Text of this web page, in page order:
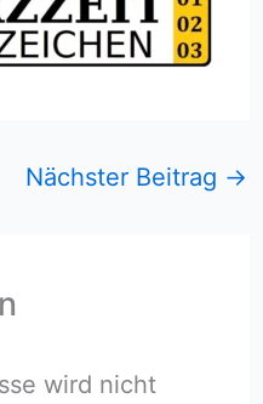
Nächster Beitrag →
wird nicht